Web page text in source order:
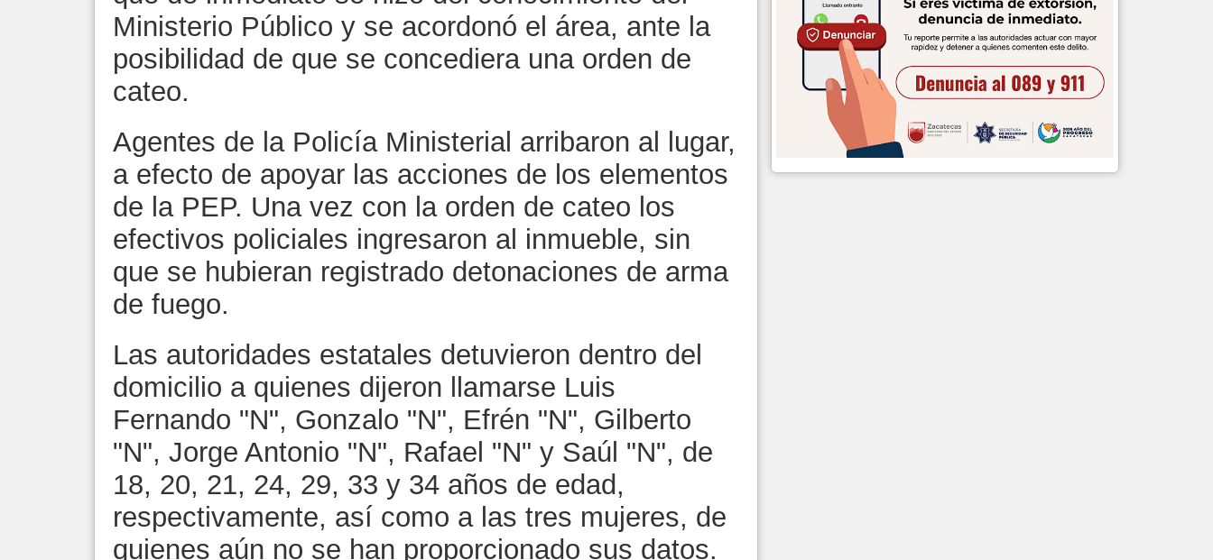
Ministerio Público y se acordonó el área, ante la
posibilidad de que se concediera una orden de
cateo.
Agentes de la Policía Ministerial arribaron al lugar,
a efecto de apoyar las acciones de los elementos
de la PEP. Una vez con la orden de cateo los
efectivos policiales ingresaron al inmueble, sin
que se hubieran registrado detonaciones de arma
de fuego.
Las autoridades estatales detuvieron dentro del
domicilio a quienes dijeron llamarse Luis
Fernando "N", Gonzalo "N", Efrén "N", Gilberto
"N", Jorge Antonio "N", Rafael "N" y Saúl "N", de
18, 20, 21, 24, 29, 33 y 34 años de edad,
respectivamente, así como a las tres mujeres, de
quienes aún no se han proporcionado sus datos.